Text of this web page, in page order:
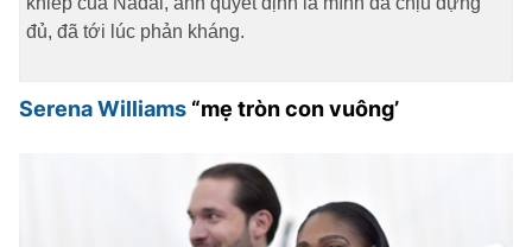
đủ, đã tới lúc phản kháng.
Serena Williams “mẹ tròn con vuông’